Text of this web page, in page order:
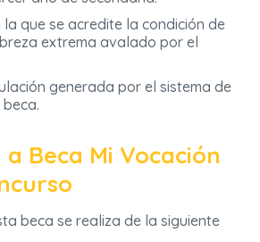
que se acredite la condición de
extrema avalado por el
generada por el sistema de
Beca Mi Vocación
beca se realiza de la siguiente